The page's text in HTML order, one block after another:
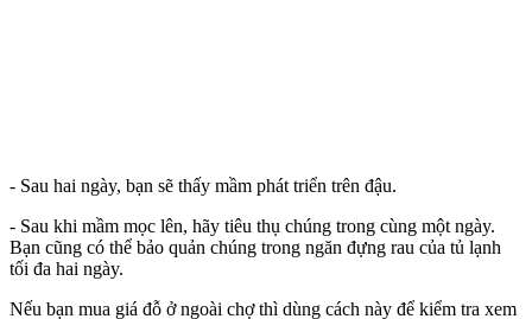
- Sau hai ngày, bạn sẽ thấy mầm phát triển trên đậu.
- Sau khi mầm mọc lên, hãy tiêu thụ chúng trong cùng một ngày.
Bạn cũng có thể bảo quản chúng trong ngăn đựng rau của tủ lạnh
tối đa hai ngày.
Nếu bạn mua giá đỗ ở ngoài chợ thì dùng cách này để kiểm tra xem